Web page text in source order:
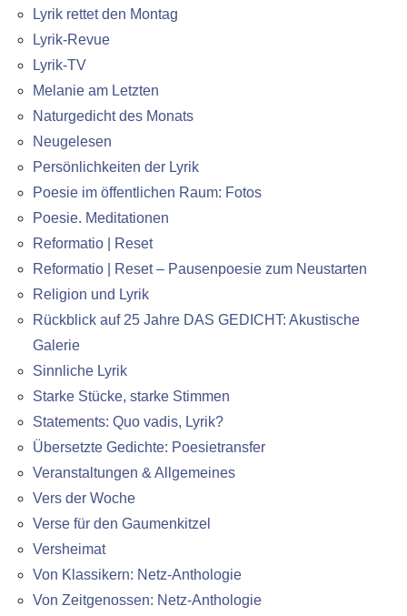
Lyrik rettet den Montag
Lyrik-Revue
Lyrik-TV
Melanie am Letzten
Naturgedicht des Monats
Neugelesen
Persönlichkeiten der Lyrik
Poesie im öffentlichen Raum: Fotos
Poesie. Meditationen
Reformatio | Reset
Reformatio | Reset – Pausenpoesie zum Neustarten
Religion und Lyrik
Rückblick auf 25 Jahre DAS GEDICHT: Akustische
Galerie
Sinnliche Lyrik
Starke Stücke, starke Stimmen
Statements: Quo vadis, Lyrik?
Übersetzte Gedichte: Poesietransfer
Veranstaltungen & Allgemeines
Vers der Woche
Verse für den Gaumenkitzel
Versheimat
Von Klassikern: Netz-Anthologie
Von Zeitgenossen: Netz-Anthologie